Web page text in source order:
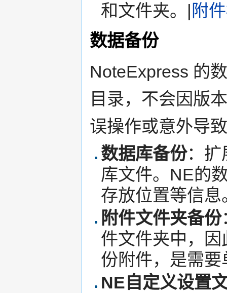
和文件夹。| 附
数据备份
NoteExpress 的
目录，不会因版
误操作或意外导
数据库备份：扩
库文件。NE的
存放位置等信息
附件文件夹备份
件文件夹中，
份附件，是需
NE自定义设置